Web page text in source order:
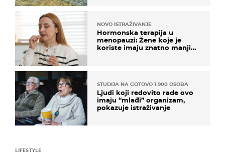
NOVO ISTRAŽIVANJE
Hormonska terapija u
menopauzi: Žene koje je
koriste imaju znatno manji
STUDIJA NA GOTOVO 1.900 OSOBA
Ljudi koji redovito rade ovo
imaju “mlađi” organizam,
pokazuje istraživanje
LIFESTYLE